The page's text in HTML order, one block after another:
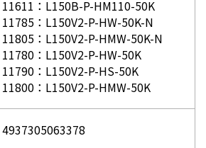
11611：L150B-P-HM110-50K
11785：L150V2-P-HW-50K-N
11805：L150V2-P-HMW-50K-N
11780：L150V2-P-HW-50K
11790：L150V2-P-HS-50K
11800：L150V2-P-HMW-50K
4937305063378